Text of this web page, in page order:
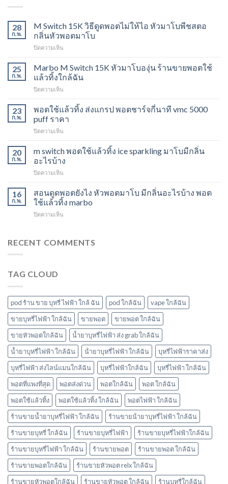
28
ก.พ.
M Switch 15K วิธีดูดพอตไม่ให้ไอ หัวมาโบพีชสตอ
กลิ่นหัวพอตมาโบ
ปิดความเห็น
Switch
15K
วิธี
ดูด
ไม่
หัว
โบ
พีช
กลิ่น
พอ
ตมา
25
ก.พ.
Marbo M Switch 15K หัวมาโบองุ่น ร้านขายพอตใช้
แล้วทิ้งใกล้ฉัน
ปิดความเห็น
M
Switch
15K
หัว
โบ
ขาย
ใช้
แล้ว
ใกล้
23
ก.พ.
พอตใช้แล้วทิ้ง ส่งแกรป พอตชาร์จกี่นาที vmc 5000
puff ราคา
ปิดความเห็น
แล้ว
ทิ้ง
ส่ง
พอต
ชาร์จ
นาที
puff
20
ก.พ.
m switch พอตใช้แล้วทิ้ง ice sparkling มาโบมีกลิ่น
อะไรบ้าง
ปิดความเห็น
switch
พอต
ใช้
แล้ว
sparkling
16
ก.พ.
สอนดูดพอตยังไง หัวพอตมาโบ มีกลิ่นอะไรบ้าง พอต
ใช้แล้วทิ้ง marbo
ปิดความเห็น
พอ
โบ
มี
กลิ่น
อะไร
พอต
ใช้
แล้ว
ทิ้ง
marbo
RECENT COMMENTS
TAG CLOUD
pod ร้าน ขาย บุหรี่ ไฟฟ้า ใกล้ ฉัน pod ใกล้ฉัน
vape ใกล้ฉัน
ขายบุหรี่ไฟฟ้า ใกล้ฉัน
ขายพอต
ขายพอต ใกล้ฉัน
ขายหัวพอตใกล้ฉัน
น้ำยาบุหรี่ไฟฟ้า ส่ง grab ใกล้ฉัน
น้ำยาบุหรี่ไฟฟ้า ใกล้ฉัน
น้ํายาบุหรี่ไฟฟ้า ใกล้ฉัน
บุหรี่ไฟฟ้าราคาส่ง
บุหรี่ไฟฟ้า ส่งไลน์แมนใกล้ฉัน
บุหรี่ไฟฟ้าใกล้ฉัน
บุหรี่ไฟฟ้า ใกล้ฉัน
พอตที่แพงที่สุด
พอตส่งด่วน พอตใกล้ฉัน
พอต ใกล้ฉัน
พอตใช้แล้วทิ้ง
พอตใช้แล้วทิ้ง ใกล้ฉัน
พอตไฟฟ้า ใกล้ฉัน
ร้านขายน้ำยาบุหรี่ไฟฟ้า ใกล้ฉัน
ร้านขายน้ํายาบุหรี่ไฟฟ้า ใกล้ฉัน
ร้านขายบุหรี่ ใกล้ฉัน
ร้านขายบุหรี่ไฟฟ้า
ร้านขายบุหรี่ไฟฟ้าใกล้ฉัน
ร้านขายบุหรี่ไฟฟ้า ใกล้ฉัน
ร้านขายพอต
ร้านขายพอต ใกล้ฉัน
ร้านขายพอตใกล้ฉัน
ร้านขายหัวพอต relx ใกล้ฉัน
ร้านขายหัวพอตใกล้ฉัน
ร้านขายหัวพอต ใกล้ฉัน ร้านบุหรี่ใกล้ฉัน